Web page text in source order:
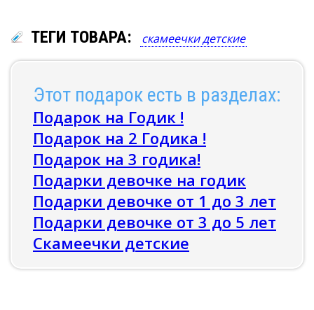
ТЕГИ ТОВАРА: скамеечки детские
Этот подарок есть в разделах:
Подарок на Годик !
Подарок на 2 Годика !
Подарок на 3 годика!
Подарки девочке на годик
Подарки девочке от 1 до 3 лет
Подарки девочке от 3 до 5 лет
Скамеечки детские